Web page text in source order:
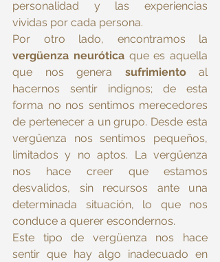
personalidad y las experiencias
vividas por cada persona.
vergüenza neurótica que es aquella
que nos genera sufrimiento al
hacernos sentir indignos; de esta
forma no nos sentimos merecedores
de pertenecer a un grupo. Desde esta
vergüenza nos sentimos pequeños,
limitados y no aptos. La vergüenza
nos hace creer que estamos
desvalidos, sin recursos ante una
determinada situación, lo que nos
conduce a querer escondernos.
Este tipo de vergüenza nos hace
sentir que hay algo inadecuado en